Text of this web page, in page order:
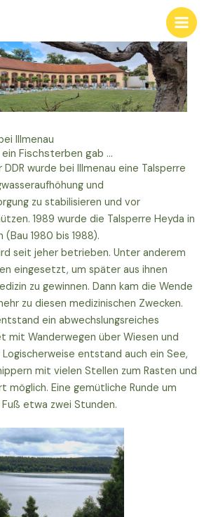
Illmenau
Fischsterben gab ...
wurde bei Illmenau eine Talsperre
und
zu stabilisieren und vor
1989 wurde die Talsperre Heyda in
1980 bis 1988).
seit jeher betrieben. Unter anderem
eingesetzt, um später aus ihnen
zu gewinnen. Dann kam die Wende
zu diesen medizinischen Zwecken.
ein abwechslungsreiches
mit Wanderwegen über Wiesen und
Logischerweise entstand auch ein See,
mit vielen Stellen zum Rasten und
möglich. Eine gemütliche Runde um
etwa zwei Stunden.